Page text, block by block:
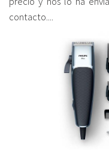
contacto....